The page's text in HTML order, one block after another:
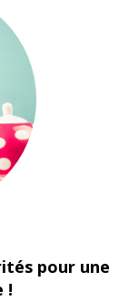
pour une
!